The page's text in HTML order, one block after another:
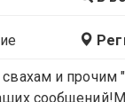
и прочим